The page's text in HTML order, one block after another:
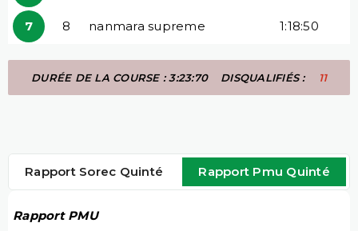
7 8 nanmara supreme 1:18:50
DURÉE DE LA COURSE : 3:23:70 DISQUALIFIÉS : 11
Rapport Sorec Quinté Rapport Pmu Quinté
Rapport PMU